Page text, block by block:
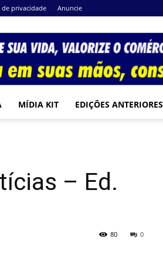
de privacidade Anuncie
MÍDIA KIT EDIÇÕES ANTERIORES
– Ed.
0
80